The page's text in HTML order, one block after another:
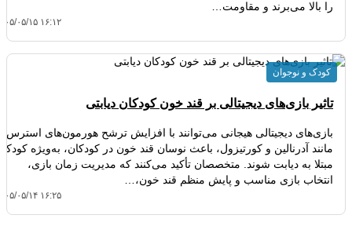
را بالا می‌برند و مقاومت…
۱۴۰۵/۰۵/۱۵
تاثیر بازی‌های دیجیتالی بر قند خون کودکان دیابتی
بازی‌های دیجیتالی هیجانی می‌توانند با افزایش ترشح هورمون‌های استرس
مانند آدرنالین و کورتیزول، باعث نوسان قند خون در کودکان، به‌ویژه
مبتلا به دیابت شوند. متخصصان تأکید می‌کنند که مدیریت زمان بازی،
انتخاب بازی مناسب و پایش منظم قند خون،…
۱۴۰۵/۰۵/۱۴
کودک و نوجوان